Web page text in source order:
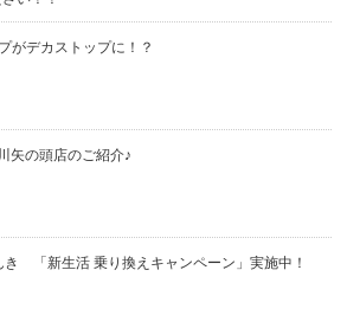
がデカストップに！？
矢の頭店のご紹介♪
き 「新生活 乗り換えキャンペーン」実施中！